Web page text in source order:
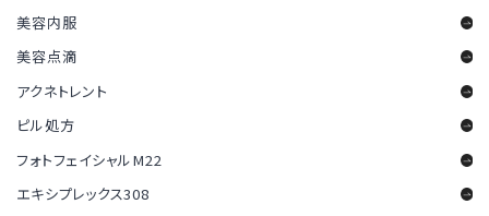
美容内服
美容点滴
アクネトレント
ピル処方
フォトフェイシャルM22
エキシプレックス308